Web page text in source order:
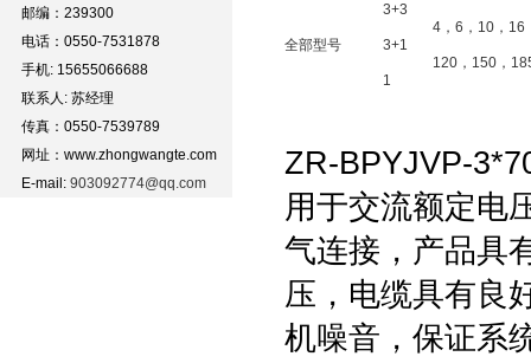
邮编：239300
电话：0550-7531878
手机: 15655066688
联系人: 苏经理
传真：0550-7539789
网址：www.zhongwangte.com
E-mail: 903092774@qq.com
全部型号
3+3
3+1
1
4，6，10，16
120，150，
ZR-BPYJVP-
用于交流额定电
气连接，产品具
压，电缆具有良
机噪音，保证系